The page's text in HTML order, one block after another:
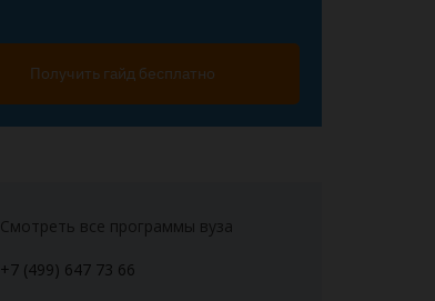
Получить гайд бесплатно
Смотреть все программы вуза
+7 (499) 647 73 66